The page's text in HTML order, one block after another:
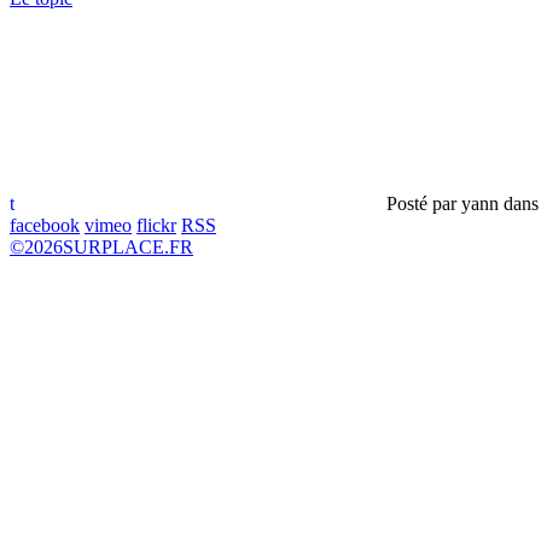
t Posté paryann dans
facebook vimeo flickr RSS
©2026SURPLACE.FR